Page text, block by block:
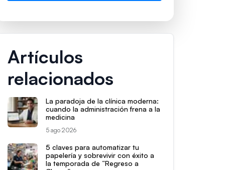
Artículos
relacionados
La paradoja de la clínica moderna:
cuando la administración frena a la
medicina
5 ago 2026
5 claves para automatizar tu
papelería y sobrevivir con éxito a
la temporada de “Regreso a